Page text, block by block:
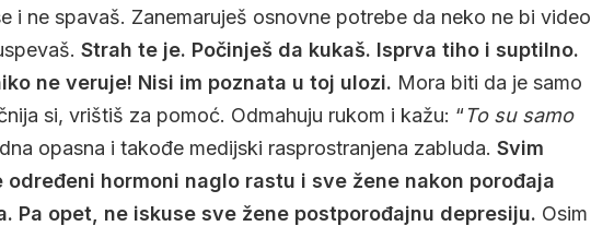
i ne spavaš. Zanemaruješ osnovne potrebe da neko ne bi video
Strah te je. Počinješ da kukaš. Isprva tiho i suptilno.
ne veruje! Nisi im poznata u toj ulozi. Mora biti da je samo
si, vrištiš za pomoć. Odmahuju rukom i kažu: “To su samo
opasna i takođe medijski rasprostranjena zabluda. Svim
hormoni naglo rastu i sve žene nakon porođaja
Pa opet, ne iskuse sve žene postporođajnu depresiju. Osim